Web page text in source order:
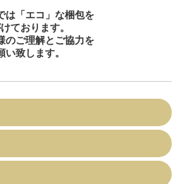
は「エコ」な梱包を
ております。
のご理解とご協力を
い致します。